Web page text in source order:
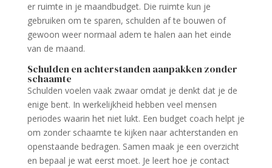
er ruimte in je maandbudget. Die ruimte kun je
gebruiken om te sparen, schulden af te bouwen of
gewoon weer normaal adem te halen aan het einde
van de maand.
Schulden en achterstanden aanpakken zonder
schaamte
Schulden voelen vaak zwaar omdat je denkt dat je de
enige bent. In werkelijkheid hebben veel mensen
periodes waarin het niet lukt. Een budget coach helpt je
om zonder schaamte te kijken naar achterstanden en
openstaande bedragen. Samen maak je een overzicht
en bepaal je wat eerst moet. Je leert hoe je contact